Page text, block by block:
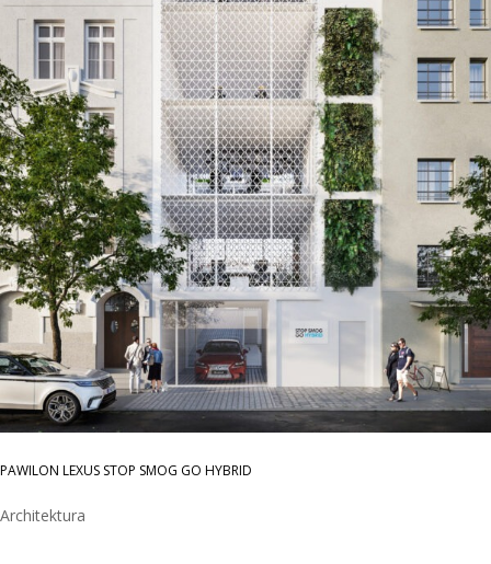
PAWILON LEXUS STOP SMOG GO HYBRID
Architektura